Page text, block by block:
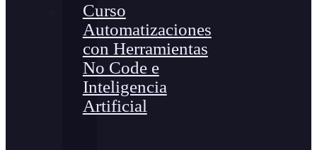
Curso
Automatizaciones
con Herramientas
No Code e
Inteligencia
Artificial